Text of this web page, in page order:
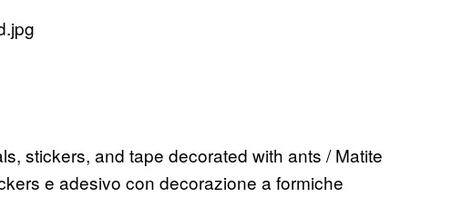
stickers, and tape decorated with ants / Matite
e adesivo con decorazione a formiche